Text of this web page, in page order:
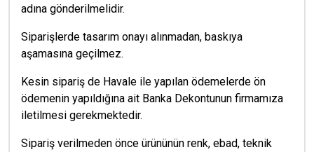
adına gönderilmelidir.
Siparişlerde tasarım onayı alınmadan, baskıya
aşamasına geçilmez.
Kesin sipariş de Havale ile yapılan ödemelerde ön
ödemenin yapıldığına ait Banka Dekontunun firmamıza
iletilmesi gerekmektedir.
Sipariş verilmeden önce ürününün renk, ebad, teknik